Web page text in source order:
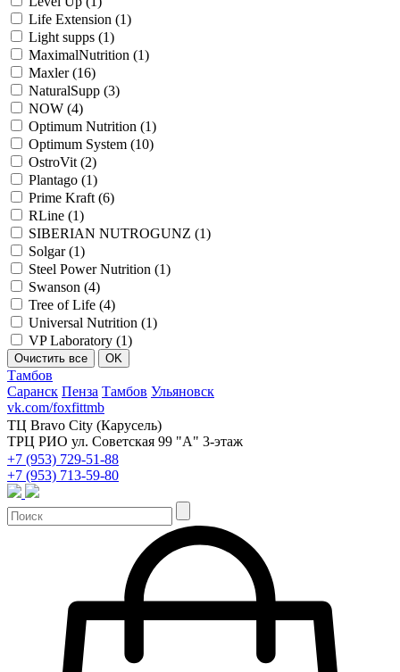
Life Extension (1)
Light supps (1)
MaximalNutrition (1)
Maxler (16)
NaturalSupp (3)
NOW (4)
Optimum Nutrition (1)
Optimum System (10)
OstroVit (2)
Plantago (1)
Prime Kraft (6)
RLine (1)
SIBERIAN NUTROGUNZ (1)
Solgar (1)
Steel Power Nutrition (1)
Swanson (4)
Tree of Life (4)
Universal Nutrition (1)
VP Laboratory (1)
Тамбов
Саранск Пенза Тамбов Ульяновск
vk.com/foxfittmb
ТЦ Bravo City (Карусель)
ТРЦ РИО ул. Советская 99 "А" 3-этаж
+7 (953) 729-51-88
+7 (953) 713-59-80